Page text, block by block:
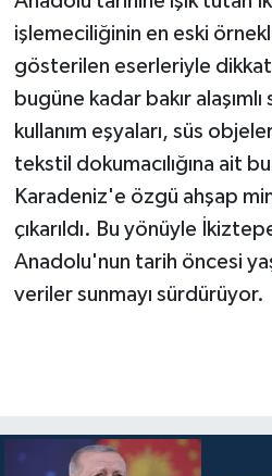
işlemeciliğinin en eski
gösterilen eserleriyle dikkat
bugüne kadar bakır
kullanım eşyaları, süs
tekstil dokumacılığına ait
Karadeniz'e özgü ahşap
çıkarıldı. Bu yönüyle
Anadolu'nun tarih öncesi
veriler sunmayı sürdürüyor.